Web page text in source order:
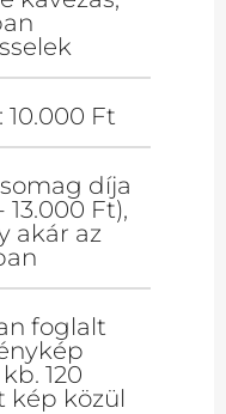
Ft
díja
Ft),
akár az
foglalt
120
kép közül